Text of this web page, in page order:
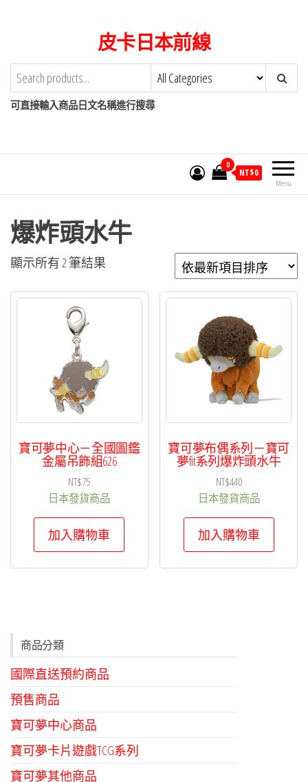
content
皮卡日本前線
可直接輸入商品日文名稱進行搜尋
Menu
0
NT$0
爆炸頭水牛
顯示所有 2 筆結果
新
排
序
寶可夢中心－全國圖鑑
金屬吊飾組626
NT$75
日本發貨商品
加入購物車
寶可夢布偶系列－寶可
夢fit系列爆炸頭水牛
NT$440
日本發貨商品
加入購物車
商品分類
國際直送預約商品
預售商品
寶可夢中心商品
寶可夢卡片遊戲TCG系列
寶可夢其他商品